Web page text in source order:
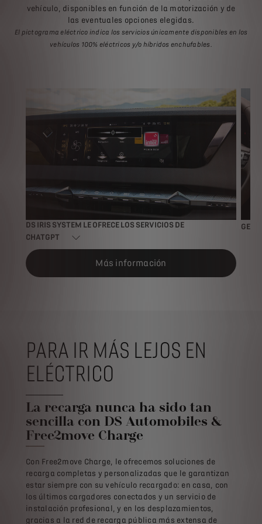
vehículo, disponibles en función de la motorización y de
las eventuales opciones elegidas.
El pictograma eléctrico indica los servicios únicamente disponibles en los
vehículos 100% eléctricos y/o híbridos enchufables.
DS IRIS SYSTEM LE OFRECE LOS SERVICIOS DE
CHATGPT
Más información
PARA IR MÁS LEJOS EN
ELÉCTRICO
La recarga nunca ha sido tan
sencilla con DS Automobiles &
Free2move Charge
Con Free2move Charge, le ofrecemos soluciones de
recarga completas y personalizadas que le garantizan
estar siempre con su vehículo recargado: en casa, con
los últimos cargadores conectados y un servicio de
instalación profesional, y en los desplazamientos,
gracias a la red de recarga pública más extensa de